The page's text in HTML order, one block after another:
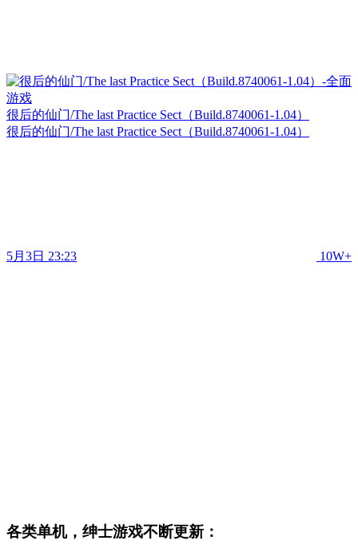
很后的仙门/The last Practice Sect（Build.8740061-1.04）
很后的仙门/The last Practice Sect（Build.8740061-1.04）
5月3日 23:23 10W+
各类单机，绅士游戏不断更新：